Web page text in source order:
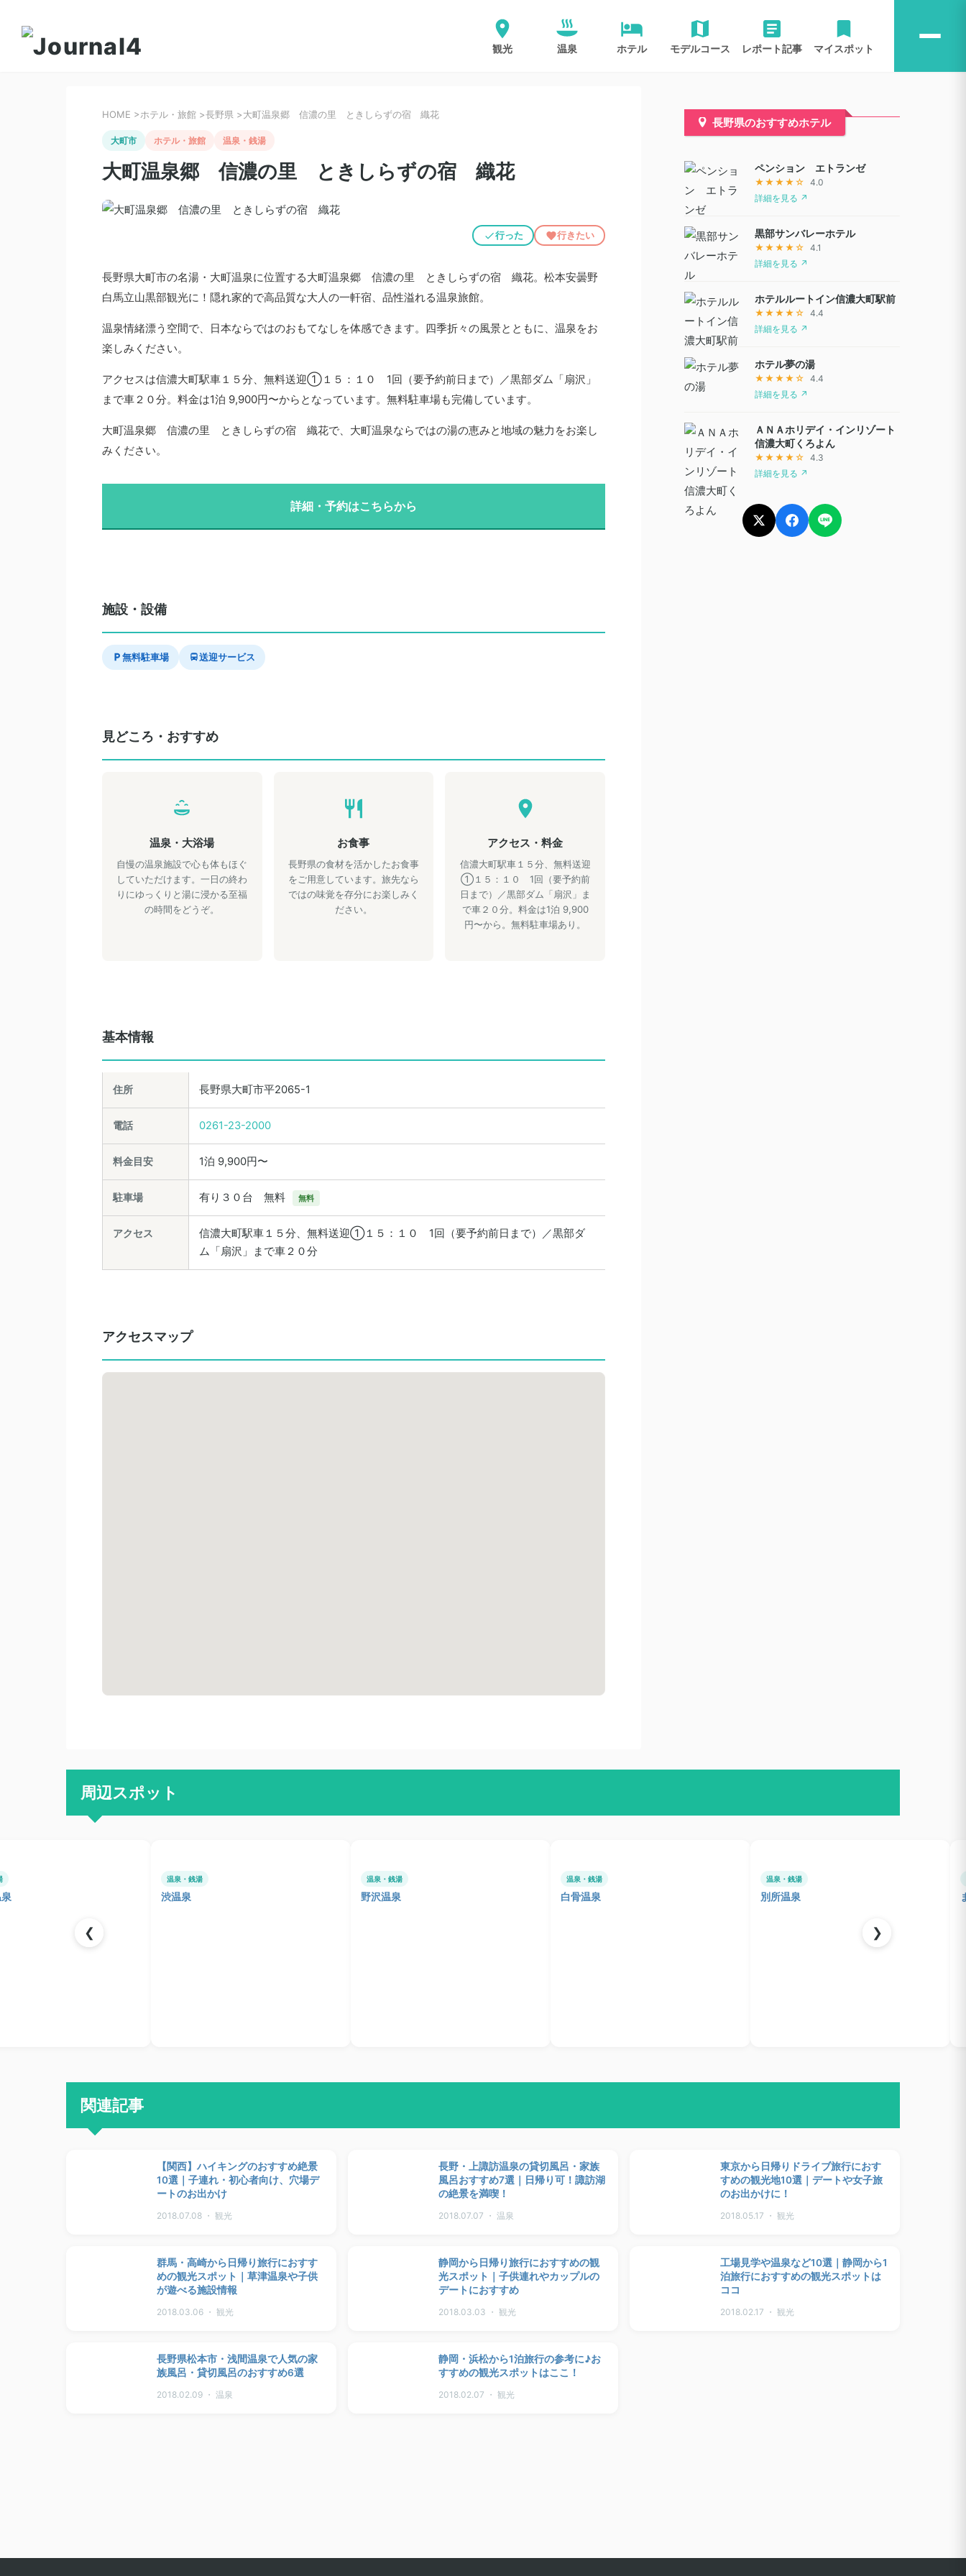
観光 温泉 ホテル モデルコース レポート記事 マイスポット
HOME >ホテル・旅館 >長野県 >大町温泉郷 信濃の里 ときしらずの宿 織花
大町市 ホテル・旅館 温泉・銭湯
大町温泉郷 信濃の里 ときしらずの宿 織花
行った 行きたい
長野県大町市の名湯・大町温泉に位置する大町温泉郷 信濃の里 ときしらずの宿 織花。松本安曇野
白馬立山黒部観光に！隠れ家的で高品質な大人の一軒宿、品性溢れる温泉旅館。
温泉情緒漂う空間で、日本ならではのおもてなしを体感できます。四季折々の風景とともに、温泉をお
楽しみください。
アクセスは信濃大町駅車１５分、無料送迎①１５：１０ 1回（要予約前日まで）／黒部ダム「扇沢」
まで車２０分。料金は1泊 9,900円〜からとなっています。無料駐車場も完備しています。
大町温泉郷 信濃の里 ときしらずの宿 織花で、大町温泉ならではの湯の恵みと地域の魅力をお楽し
みください。
詳細・予約はこちらから
施設・設備
無料駐車場 送迎サービス
見どころ・おすすめ
温泉・大浴場
自慢の温泉施設で心も体もほぐ
していただけます。一日の終わ
りにゆっくりと湯に浸かる至福
の時間をどうぞ。
お食事
長野県の食材を活かしたお食事
をご用意しています。旅先なら
ではの味覚を存分にお楽しみく
ださい。
アクセス・料金
信濃大町駅車１５分、無料送迎
①１５：１０ 1回（要予約前
日まで）／黒部ダム「扇沢」ま
で車２０分。料金は1泊 9,900
円〜から。無料駐車場あり。
基本情報
住所 長野県大町市平2065-1
電話 0261-23-2000
料金目安 1泊 9,900円〜
駐車場 有り３０台 無料 無料
アクセス
信濃大町駅車１５分、無料送迎①１５：１０ 1回（要予約前日まで）／黒部ダ
ム「扇沢」まで車２０分
アクセスマップ
長野県のおすすめホテル
ペンション エトランゼ
★★★★☆ 4.0
詳細を見る ↗
黒部サンバレーホテル
★★★★☆ 4.1
詳細を見る ↗
ホテルルートイン信濃大町駅前
★★★★☆ 4.4
詳細を見る ↗
ホテル夢の湯
★★★★☆ 4.4
詳細を見る ↗
ＡＮＡホリデイ・インリゾート
信濃大町くろよん
★★★★☆ 4.3
詳細を見る ↗
周辺スポット
温泉・銭湯
渋温泉
温泉・銭湯
野沢温泉
温泉・銭湯
白骨温泉
温泉・銭湯
別所温泉
❮ ❯
関連記事
【関西】ハイキングのおすすめ絶景
10選｜子連れ・初心者向け、穴場デ
ートのお出かけ
2018.07.08 ・ 観光
長野・上諏訪温泉の貸切風呂・家族
風呂おすすめ7選｜日帰り可！諏訪湖
の絶景を満喫！
2018.07.07 ・ 温泉
東京から日帰りドライブ旅行におす
すめの観光地10選｜デートや女子旅
のお出かけに！
2018.05.17 ・ 観光
群馬・高崎から日帰り旅行におすす
めの観光スポット｜草津温泉や子供
が遊べる施設情報
2018.03.06 ・ 観光
静岡から日帰り旅行におすすめの観
光スポット｜子供連れやカップルの
デートにおすすめ
2018.03.03 ・ 観光
工場見学や温泉など10選｜静岡から1
泊旅行におすすめの観光スポットは
ココ
2018.02.17 ・ 観光
長野県松本市・浅間温泉で人気の家
族風呂・貸切風呂のおすすめ6選
2018.02.09 ・ 温泉
静岡・浜松から1泊旅行の参考に♪お
すすめの観光スポットはここ！
2018.02.07 ・ 観光